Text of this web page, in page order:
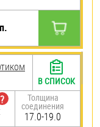
?
Толщина
соединения
17.0-19.0
В СПИСОК